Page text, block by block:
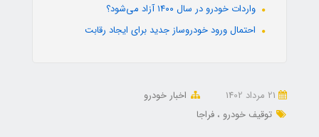
واردات خودرو در سال ۱۴۰۰ آزاد می‌شود؟
احتمال ورود خودروساز جدید برای ایجاد رقابت
اخبار خودرو
توقیف خودرو
فراجا